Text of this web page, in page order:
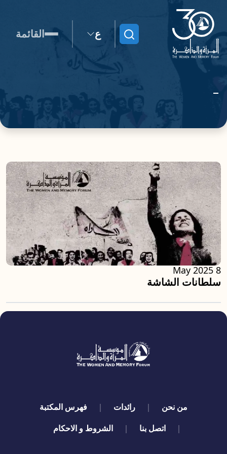
ابحث ع القائمة
سلطانات الشاشة
8 May 2025
quick links
من نحن رائدات
فهرس المكتبة
اتصل بنا
الشروط و الاحكام